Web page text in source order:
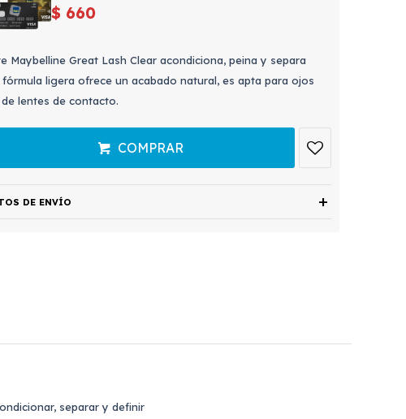
$ 660
Maybelline Great Lash Clear acondiciona, peina y separa
fórmula ligera ofrece un acabado natural, es apta para ojos
lentes de contacto.
COMPRAR
DE ENVÍO
separar y definir